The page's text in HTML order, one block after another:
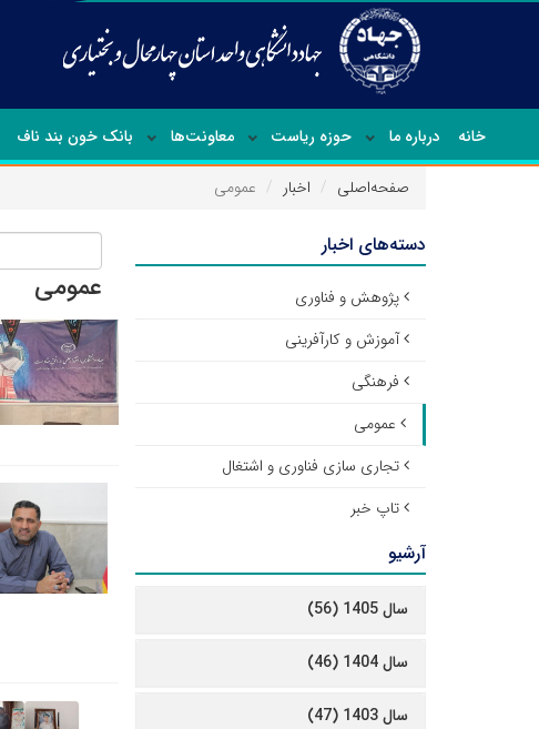
خانه درباره ما حوزه ریاست معاونت‌ها بانک خون بند ناف
صفحه‌اصلی اخبار عمومی
عمومی
دسته‌های اخبار
پژوهش و فناوری
آموزش و کارآفرینی
فرهنگی
عمومی
تجاری سازی فناوری و اشتغال
تاپ خبر
آرشیو
سال 1405 (56)
سال 1404 (46)
سال 1403 (47)